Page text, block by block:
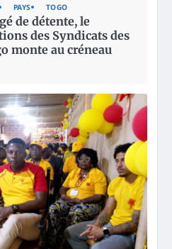
PAYS TOGO
de détente, le
des Syndicats des
monte au créneau